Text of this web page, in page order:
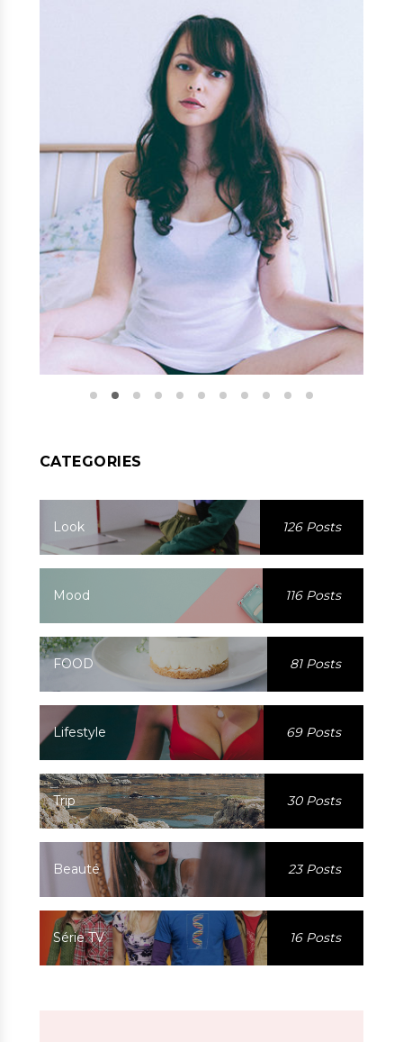
CATEGORIES
Look 126 Posts
Mood 116 Posts
FOOD 81 Posts
Lifestyle 69 Posts
Trip 30 Posts
Beauté 23 Posts
Série TV 16 Posts